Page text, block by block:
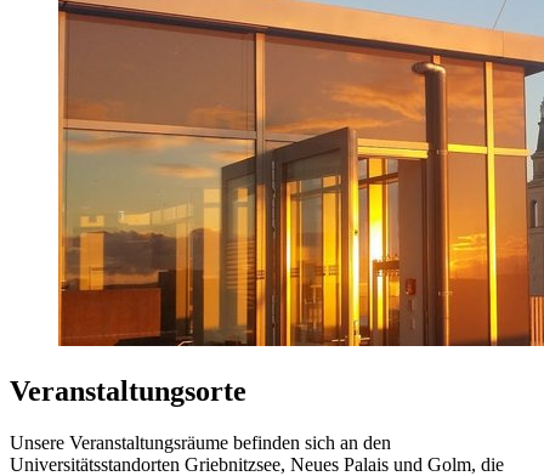
Veranstaltungsorte
Unsere Veranstaltungsräume befinden sich an den
Universitätsstandorten Griebnitzsee, Neues Palais und Golm, die